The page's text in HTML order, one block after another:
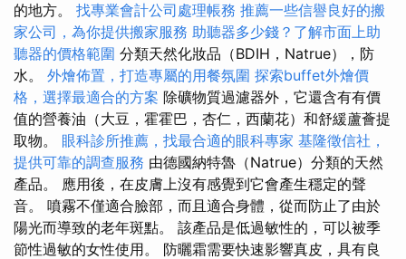
的地方。 找專業會計公司處理帳務 推薦一些信譽良好的搬
家公司，為你提供搬家服務 助聽器多少錢？了解市面上助
聽器的價格範圍 分類天然化妝品（BDIH，Natrue），防
水。 外燴佈置，打造專屬的用餐氛圍 探索buffet外燴價
格，選擇最適合的方案 除礦物質過濾器外，它還含有有價
值的營養油（大豆，霍霍巴，杏仁，西蘭花）和舒緩蘆薈提
取物。 眼科診所推薦，找最合適的眼科專家 基隆徵信社，
提供可靠的調查服務 由德國納特魯（Natrue）分類的天然
產品。 應用後，在皮膚上沒有感覺到它會產生穩定的聲
音。 噴霧不僅適合臉部，而且適合身體，從而防止了由於
陽光而導致的老年斑點。 該產品是低過敏性的，可以被季
節性過敏的女性使用。 防曬霜需要快速影響真皮，具有良